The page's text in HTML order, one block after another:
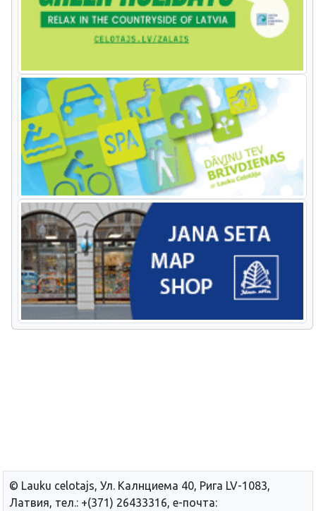
© Lauku сelotajs, Ул. Калнциема 40, Рига LV-1083,
Латвия, тел.: +(371) 26433316, е-почта: